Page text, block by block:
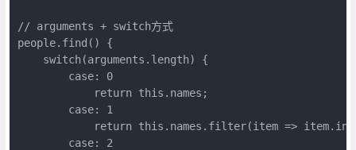
// arguments + switch方式
people.find() {
    switch(arguments.length) {
        case: 0
            return this.names;
        case: 1
return this.names.filter(item =>
        case: 2